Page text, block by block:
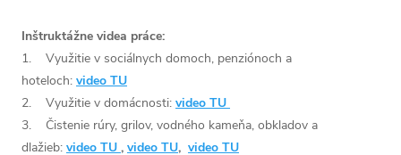
Inštruktážne videa práce:
1. Využitie v sociálnych domoch, penziónoch a
hoteloch: video TU
2. Využitie v domácnosti: video TU
3. Čistenie rúry, grilov, vodného kameňa, obkladov a
dlažieb: video TU , video TU, video TU